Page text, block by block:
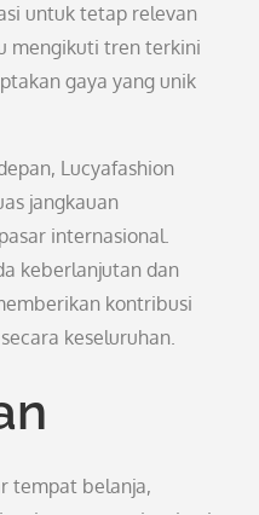
untuk tetap relevan
mengikuti tren terkini
gaya yang unik
Lucyafashion
jangkauan
internasional.
keberlanjutan dan
kontribusi
keseluruhan.
tempat belanja,